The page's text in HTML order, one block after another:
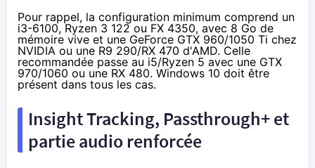
Pour rappel, la configuration minimum comprend un
i3-6100, Ryzen 3 122 ou FX 4350, avec 8 Go de
mémoire vive et une GeForce GTX 960/1050 Ti chez
NVIDIA ou une R9 290/RX 470 d'AMD. Celle
recommandée passe au i5/Ryzen 5 avec une GTX
970/1060 ou une RX 480. Windows 10 doit être
présent dans tous les cas.
Insight Tracking, Passthrough+ et
partie audio renforcée